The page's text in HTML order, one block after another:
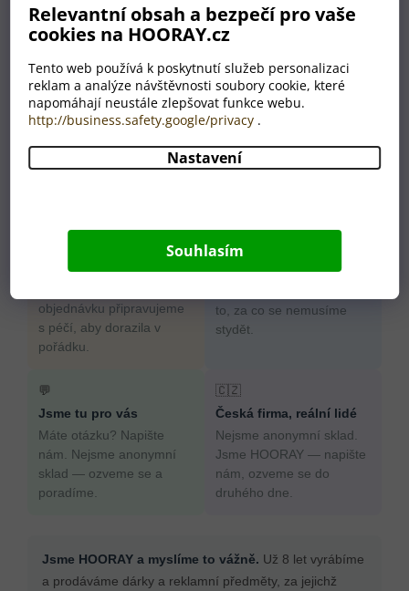
Relevantní obsah a bezpečí pro vaše
cookies na HOORAY.cz
Tento web používá k poskytnutí služeb personalizaci
reklam a analýze návštěvnosti soubory cookie, které
napomáhají neustále zlepšovat funkce webu.
http://business.safety.google/privacy .
Nastavení
Souhlasím
Rozměr
105×105×80 mm
Hmotnost
240 g
Barva
přírodní
Země původu
CN
Proč nakoupit u HOORAY?
Pečlivost jako od
Věříme, že dárek má
objednávku připravujeme
s péčí, aby dorazila v
pořádku.
Odborný výběr produktů
Každý produkt v naší
nabídce prošel naším
to, za co se nemusíme
stydět.
💬
Jsme tu pro vás
Máte otázku? Napište
nám. Nejsme anonymní
sklad — ozveme se a
poradíme.
🇨🇿
Česká firma, reální lidé
Nejsme anonymní sklad.
Jsme HOORAY — napište
nám, ozveme se do
druhého dne.
Jsme HOORAY a myslíme to vážně. Už 8 let vyrábíme
a prodáváme dárky a reklamní předměty, za jejichž